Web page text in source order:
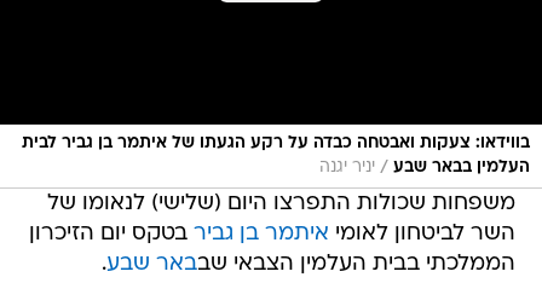
בווידאו: צעקות ואבטחה כבדה על רקע הגעתו של איתמר בן גביר לבית
העלמין בבאר שבע / יניר יגנה
משפחות שכולות התפרצו היום (שלישי) לנאומו של
השר לביטחון לאומי איתמר בן גביר בטקס יום הזיכרון
הממלכתי בבית העלמין הצבאי שבבאר שבע.